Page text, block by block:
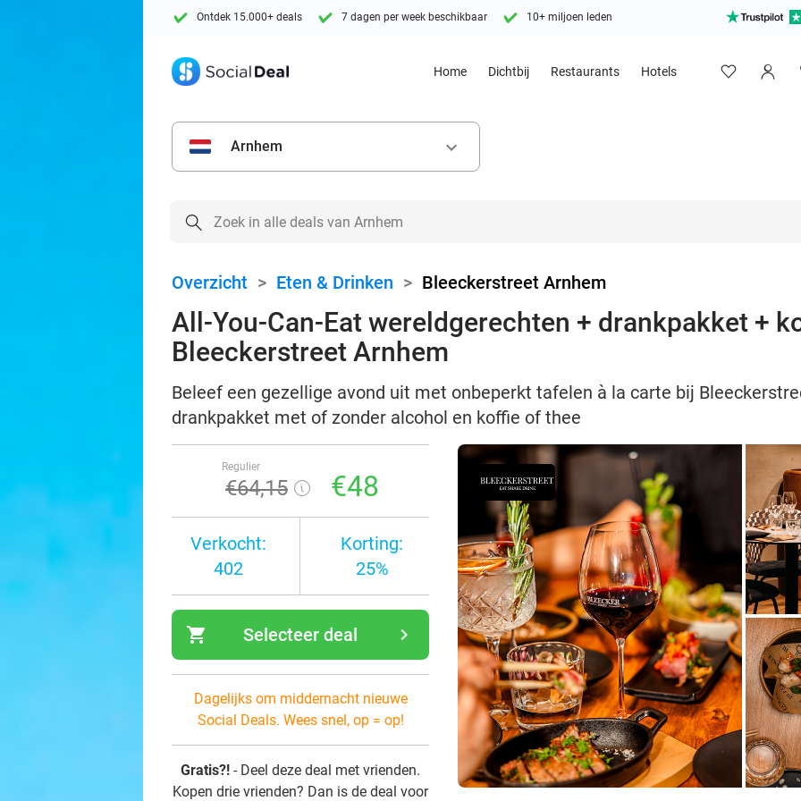
Ontdek 15.000+ deals 7 dagen per week beschikbaar 10+ miljoen leden
Home Dichtbij Restaurants Hotels
Arnhem keyboard_arrow_down
Overzicht > Eten & Drinken > Bleeckerstreet Arnhem
All-You-Can-Eat wereldgerechten + drankpakket +
Bleeckerstreet Arnhem
Beleef een gezellige avond uit met onbeperkt tafelen à la carte bij
drankpakket met of zonder alcohol en koffie of thee
Regulier
€64,15 €48
Verkocht:
402
Korting:
25%
shopping_cart navigate_next
Selecteer deal
Dagelijks om middernacht nieuwe
Social Deals. Wees snel, op = op!
Gratis?! - Deel deze deal met vrienden.
Kopen drie vrienden? Dan is de deal voor